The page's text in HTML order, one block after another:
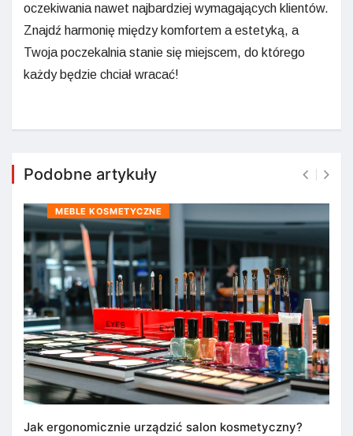
oczekiwania nawet najbardziej wymagających klientów.
Znajdź harmonię między komfortem a estetyką, a
Twoja poczekalnia stanie się miejscem, do którego
każdy będzie chciał wracać!
Podobne artykuły
MEBLE KOSMETYCZNE
Jak ergonomicznie urządzić salon kosmetyczny?